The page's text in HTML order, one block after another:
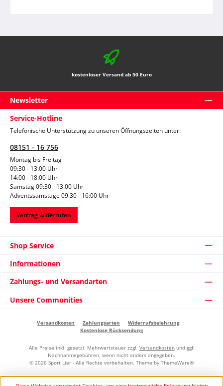
kostenloser Versand ab 50 Euro
Newsletter
Service-Hotline
Telefonische Unterstützung zu unseren Öffnungszeiten unter:
08151 - 16 756
Montag bis Freitag
09:30 - 13:00 Uhr
14:00 - 18:00 Uhr
Samstag 09:30 - 13:00 Uhr
Adventssamstage 09:30 - 16:00 Uhr
Vertrag widerrufen
Shop Service
Informationen
Zahlungs- und Versandarten
Unsere Communities
Versandkosten Zahlungsarten
Widerrufsbelehrung
Kostenlose Rücksendung
Alle Preise inkl. gesetzl. Mehrwertsteuer zzgl. Versandkostenund ggf.
Nachnahmegebühren, wenn nicht anders angegeben.
© 2026 Sport Lier - Alle Rechte vorbehalten. Theme by ThemeWare®